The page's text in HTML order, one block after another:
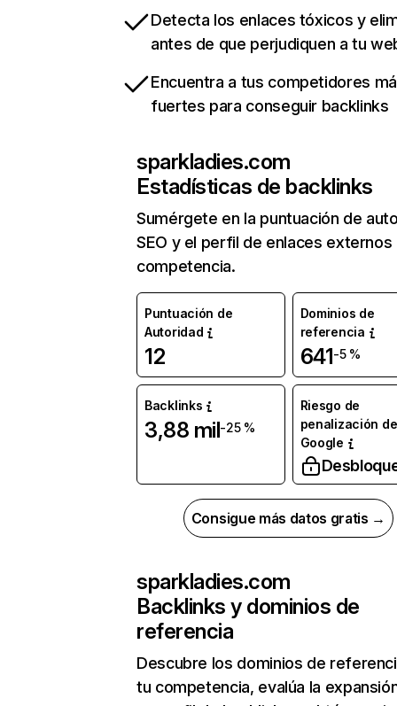
Detecta los enlaces tóxicos y
antes de que perjudiquen a tu
Encuentra a tus competidores
fuertes para conseguir backlinks
sparkladies.com
Estadísticas de backlinks
Sumérgete en la puntuación de
SEO y el perfil de enlaces externos
competencia.
Puntuación de
Autoridad
12
Dominios de
referencia
641-5 %
Backlinks
3,88 mil-25 %
Riesgo de
penalización de
Google
Consigue más datos gratis →
sparkladies.com
Backlinks y dominios de
referencia
Descubre los dominios de
tu competencia, evalúa la